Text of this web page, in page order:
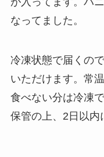
なってました。
冷凍状態で届くの
いただけます。常
食べない分は冷凍
保管の上、2日以内